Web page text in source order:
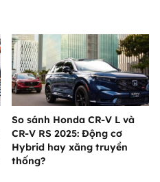
So sánh Honda CR-V L và
CR-V RS 2025: Động cơ
Hybrid hay xăng truyền
thống?